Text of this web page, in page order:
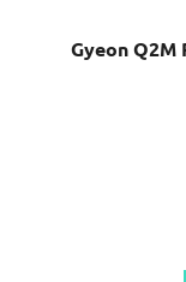
Gyeon